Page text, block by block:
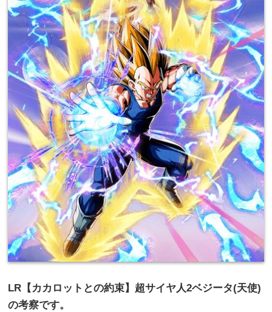
LR【カカロットとの約束】超サイヤ人2ベジータ(天使)
の考察です。